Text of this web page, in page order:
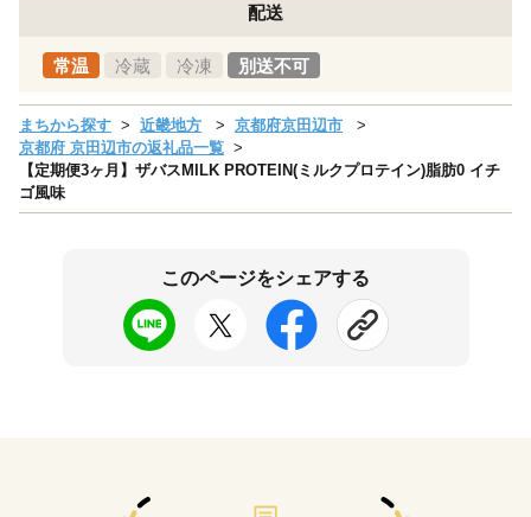
配送
常温 冷蔵 冷凍 別送不可
まちから探す 近畿地方
京都府京田辺市
京都府 京田辺市の返礼品一覧
【定期便3ヶ月】ザバスMILK PROTEIN(ミルクプロテイン)脂肪0 イチ
ゴ風味
このページをシェアする